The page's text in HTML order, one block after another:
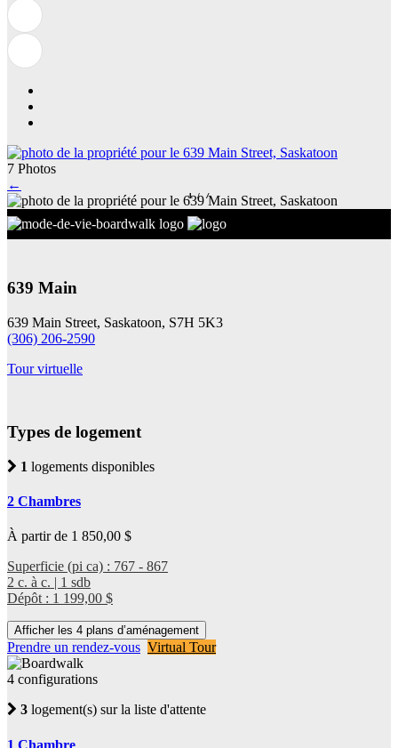
7 Photos
←
1/7
639 Main
639 Main Street, Saskatoon, S7H 5K3
(306) 206-2590
Tour virtuelle
Types de logement
1 logements disponibles
2 Chambres
À partir de 1 850,00 $
Superficie (pi ca) : 767 - 867
2 c. à c. | 1 sdb
Dépôt : 1 199,00 $
Afficher les 4 plans d’aménagement
Prendre un rendez-vous Virtual Tour
4 configurations
3 logement(s) sur la liste d'attente
1 Chambre